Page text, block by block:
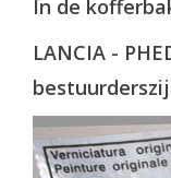
Primers
Hulpmiddelen
In de
LANCIA -